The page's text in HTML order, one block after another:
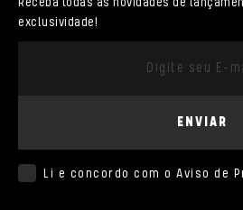
Receba todas as novidades de
exclusividade!
ENVIAR
Li e concordo com o Aviso de